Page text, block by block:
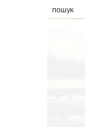
пошук